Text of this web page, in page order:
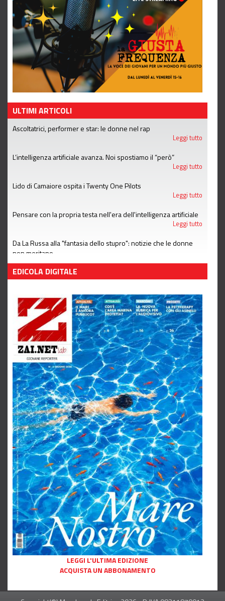
ULTIMI ARTICOLI
Ascoltatrici, performer e star: le donne nel rap
Leggi tutto
L’intelligenza artificiale avanza. Noi spostiamo il “però”
Leggi tutto
Lido di Camaiore ospita i Twenty One Pilots
Leggi tutto
Pensare con la propria testa nell'era dell'intelligenza artificiale
Leggi tutto
Da La Russa alla "fantasia dello stupro": notizie che le donne
non meritano
Leggi tutto
EDICOLA DIGITALE
LEGGI L'ULTIMA EDIZIONE
ACQUISTA UN ABBONAMENTO